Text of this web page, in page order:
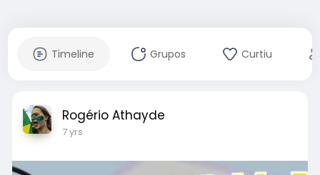
Timeline Grupos Curtiu
Rogério Athayde
7 yrs